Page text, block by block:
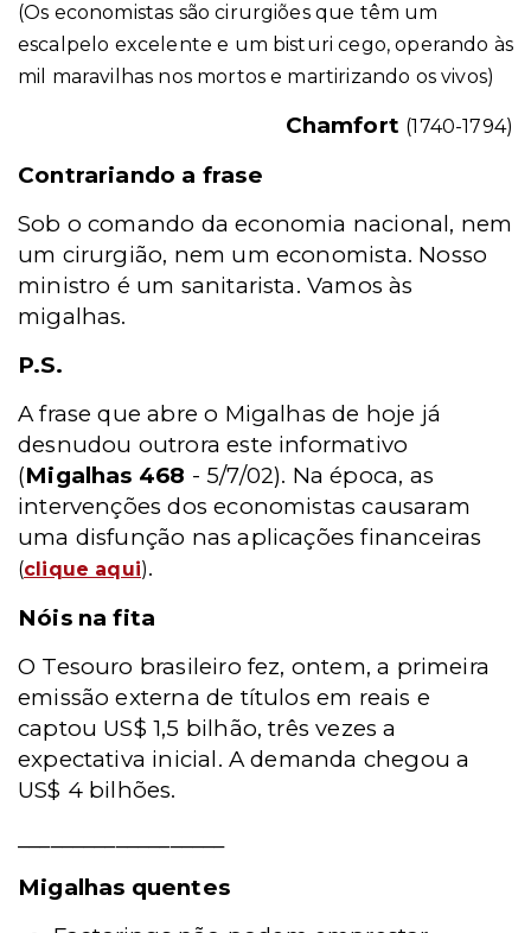
(Os economistas são cirurgiões que têm um
escalpelo excelente e um bisturi cego, operando às
mil maravilhas nos mortos e martirizando os vivos)
Chamfort (1740-1794)
Contrariando a frase
Sob o comando da economia nacional, nem
um cirurgião, nem um economista. Nosso
ministro é um sanitarista. Vamos às
migalhas.
P.S.
A frase que abre o Migalhas de hoje já
desnudou outrora este informativo
(Migalhas 468 - 5/7/02). Na época, as
intervenções dos economistas causaram
uma disfunção nas aplicações financeiras
(clique aqui).
Nóis na fita
O Tesouro brasileiro fez, ontem, a primeira
emissão externa de títulos em reais e
captou US$ 1,5 bilhão, três vezes a
expectativa inicial. A demanda chegou a
US$ 4 bilhões.
Migalhas quentes